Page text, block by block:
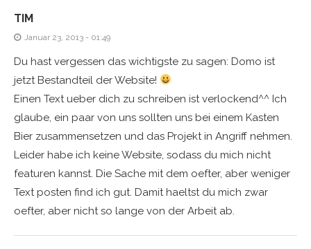
TIM
Januar 23, 2013 - 01:49
Du hast vergessen das wichtigste zu sagen: Domo ist
jetzt Bestandteil der Website!
Einen Text ueber dich zu schreiben ist verlockend^^ Ich
glaube, ein paar von uns sollten uns bei einem Kasten
Bier zusammensetzen und das Projekt in Angriff nehmen.
Leider habe ich keine Website, sodass du mich nicht
featuren kannst. Die Sache mit dem oefter, aber weniger
Text posten find ich gut. Damit haeltst du mich zwar
oefter, aber nicht so lange von der Arbeit ab.